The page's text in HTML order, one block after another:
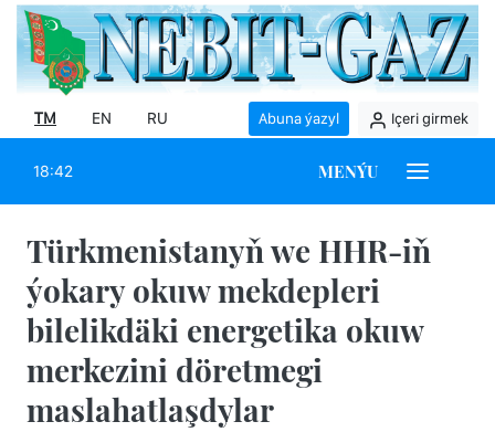
TM EN RU Abuna ýazyl Içeri girmek
18:42 MENÝU
Türkmenistanyň we HHR-iň
ýokary okuw mekdepleri
bilelikdäki energetika okuw
merkezini döretmegi
maslahatlaşdylar